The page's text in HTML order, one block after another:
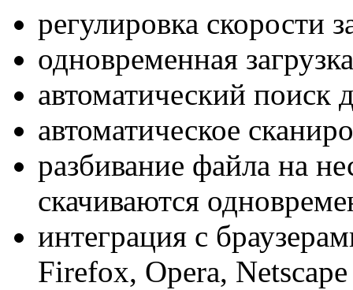
регулировка скорости
одновременная
автоматический поиск
автоматическое
разбивание файла на
скачиваются
интеграция с
Firefox, Opera,